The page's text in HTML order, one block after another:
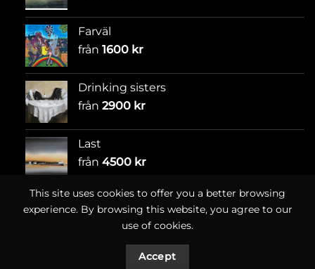
Farväl
från 1600 kr
Drinking sisters
från 2900 kr
Last
från 4500 kr
This site uses cookies to offer you a better browsing
experience. By browsing this website, you agree to our
use of cookies.
Accept